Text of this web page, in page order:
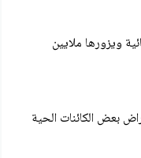
ويزورها ملايين